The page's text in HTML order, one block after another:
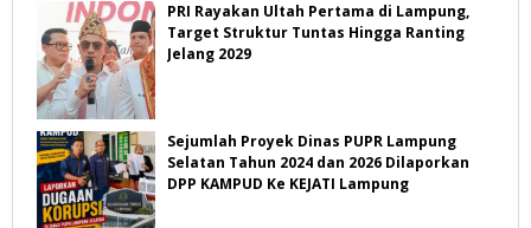
PRI Rayakan Ultah Pertama di Lampung,
Target Struktur Tuntas Hingga Ranting
Jelang 2029
Sejumlah Proyek Dinas PUPR Lampung
Selatan Tahun 2024 dan 2026 Dilaporkan
DPP KAMPUD Ke KEJATI Lampung